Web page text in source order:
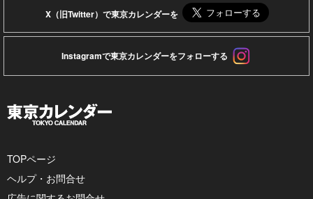
X（旧Twitter）で東京カレンダーを
Instagramで東京カレンダーをフォローする
TOPページ
ヘルプ・お問合せ